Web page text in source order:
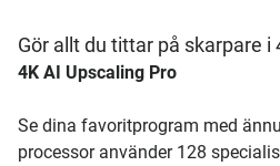
Gör allt du tittar på skarpare i
4K AI Upscaling Pro
Se dina favoritprogram med
processor använder 128